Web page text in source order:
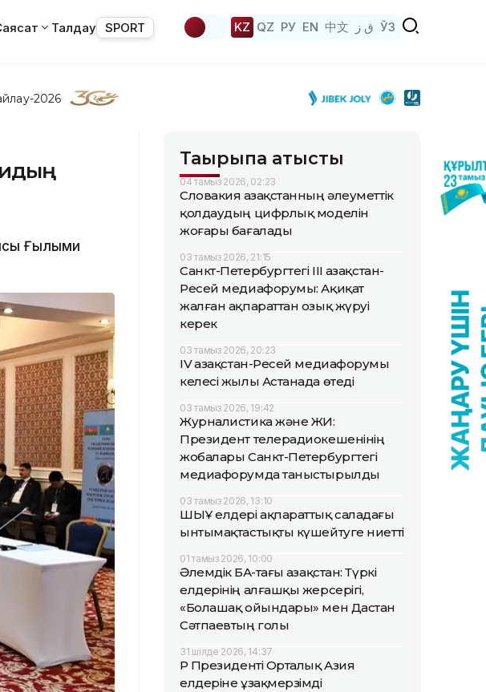
Талдау SPORT KZ QZ РУ EN 中文 ق ز ЎЗ
2026
Ғылыми
Тақырыпқа қатысты
04 тамыз 2026, 02:23
Словакия Қазақстанның әлеуметтік
қолдаудың цифрлық моделін
жоғары бағалады
03 тамыз 2026, 21:15
Санкт-Петербургтегі III Қазақстан-
Ресей медиафорумы: Ақиқат
жалған ақпараттан озық жүруі
керек
03 тамыз 2026, 20:23
IV Қазақстан-Ресей медиафорумы
келесі жылы Астанада өтеді
03 тамыз 2026, 19:42
Журналистика және ЖИ:
Президент телерадиокешенінің
жобалары Санкт-Петербургтегі
медиафорумда таныстырылды
03 тамыз 2026, 13:10
ШЫҰ елдері ақпараттық саладағы
ынтымақтастықты күшейтуге ниетті
01 тамыз 2026, 10:00
Әлемдік БАҚ-тағы Қазақстан: Түркі
елдерінің алғашқы жерсерігі,
«Болашақ ойындары» мен Дастан
Сәтпаевтың голы
31 шілде 2026, 14:37
ҚР Президенті Орталық Азия
елдеріне ұзақмерзімді